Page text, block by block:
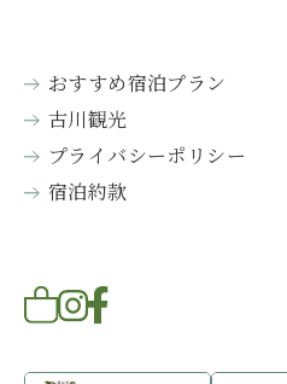
おすすめ宿泊プラン
古川観光
プライバシーポリシー
宿泊約款